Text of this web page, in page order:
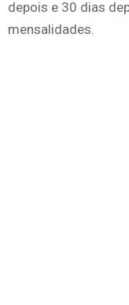
depois e 30 dias
mensalidades.